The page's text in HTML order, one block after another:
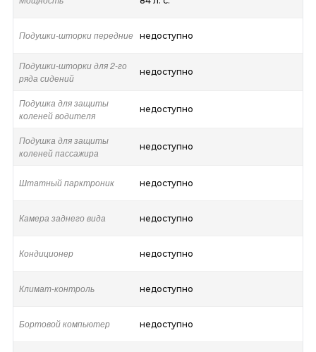
Подушки-шторки передние недоступно
Подушки-шторки для 2-го
ряда сидений
недоступно
Подушка для защиты
коленей водителя
недоступно
Подушка для защиты
коленей пассажира
недоступно
Штатный парктроник недоступно
Камера заднего вида недоступно
Кондиционер недоступно
Климат-контроль недоступно
Бортовой компьютер недоступно